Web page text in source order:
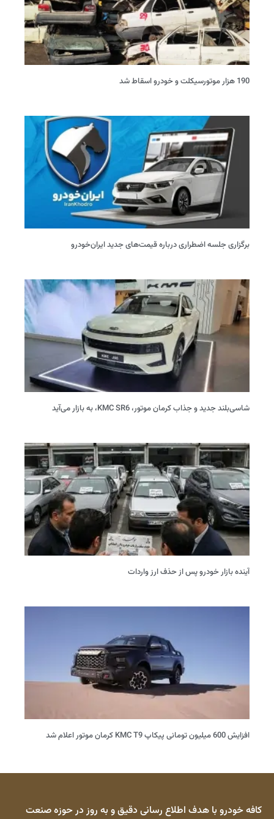
190 هزار موتورسیکلت و خودرو اسقاط شد
برگزاری جلسه اضطراری درباره قیمت‌های جدید ایران‌خودرو
شاسی‌بلند جدید و جذاب کرمان موتور، KMC SR6، به بازار می‌آید
آینده بازار خودرو پس از حذف ارز واردات
افزایش 600 میلیون تومانی پیکاپ KMC T9 کرمان موتور اعلام شد
کافه خودرو با هدف اطلاع رسانی دقیق و به روز در حوزه صنعت